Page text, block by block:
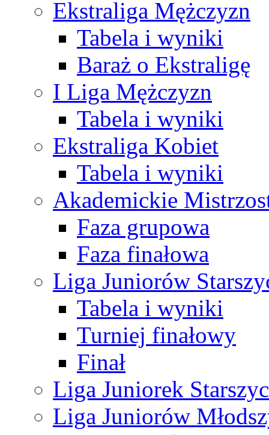
Ekstraliga Mężczyzn
Tabela i wyniki
Baraż o Ekstraligę
I Liga Mężczyzn
Tabela i wyniki
Ekstraliga Kobiet
Tabela i wyniki
Akademickie
Faza grupowa
Faza finałowa
Liga Juniorów
Tabela i wyniki
Turniej finałowy
Finał
Liga Juniorek
Liga Juniorów